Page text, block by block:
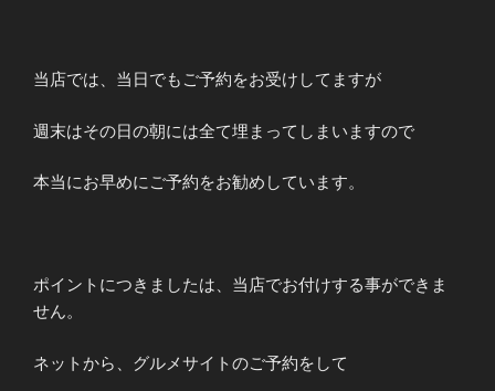
当店では、当日でもご予約をお受けしてますが
週末はその日の朝には全て埋まってしまいますので
本当にお早めにご予約をお勧めしています。
ポイントにつきましたは、当店でお付けする事ができま
せん。
ネットから、グルメサイトのご予約をして